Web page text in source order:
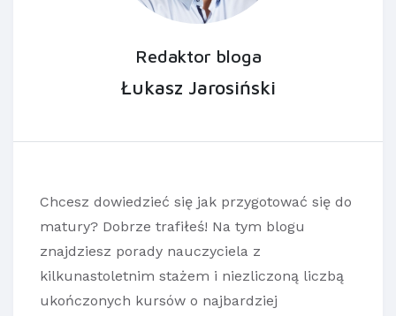
Redaktor bloga
Łukasz Jarosiński
Chcesz dowiedzieć się jak przygotować się do
matury? Dobrze trafiłeś! Na tym blogu
znajdziesz porady nauczyciela z
kilkunastoletnim stażem i niezliczoną liczbą
ukończonych kursów o najbardziej